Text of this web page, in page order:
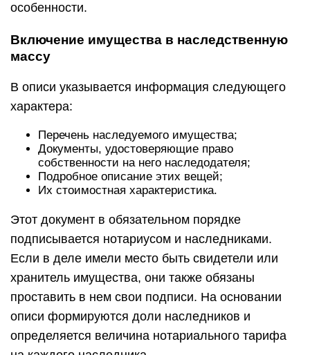
особенности.
Включение имущества в наследственную
массу
В описи указывается информация следующего
характера:
Перечень наследуемого имущества;
Документы, удостоверяющие право
собственности на него наследодателя;
Подробное описание этих вещей;
Их стоимостная характеристика.
Этот документ в обязательном порядке
подписывается нотариусом и наследниками.
Если в деле имели место быть свидетели или
хранитель имущества, они также обязаны
проставить в нем свои подписи. На основании
описи формируются доли наследников и
определяется величина нотариального тарифа